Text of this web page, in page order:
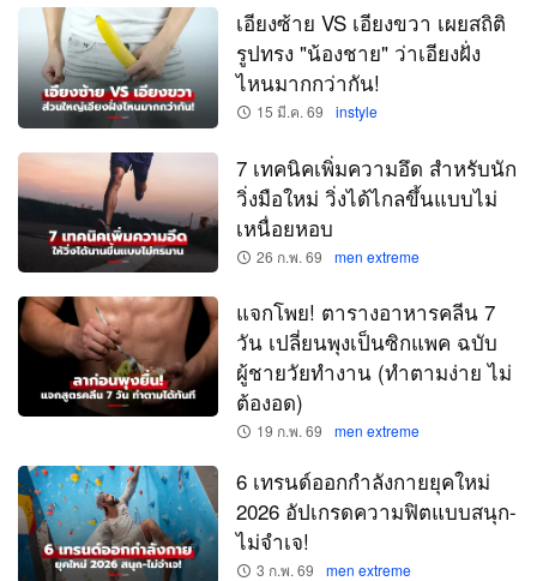
เอียงซ้าย VS เอียงขวา เผยสถิติ
รูปทรง "น้องชาย" ว่าเอียงฝั่ง
ไหนมากกว่ากัน!
15 มี.ค. 69 instyle
7 เทคนิคเพิ่มความอึด สำหรับนัก
วิ่งมือใหม่ วิ่งได้ไกลขึ้นแบบไม่
เหนื่อยหอบ
26 ก.พ. 69 men extreme
แจกโพย! ตารางอาหารคลีน 7
วัน เปลี่ยนพุงเป็นซิกแพค ฉบับ
ผู้ชายวัยทำงาน (ทำตามง่าย ไม่
ต้องอด)
19 ก.พ. 69 men extreme
6 เทรนด์ออกกำลังกายยุคใหม่
2026 อัปเกรดความฟิตแบบสนุก-
ไม่จำเจ!
3 ก.พ. 69 men extreme